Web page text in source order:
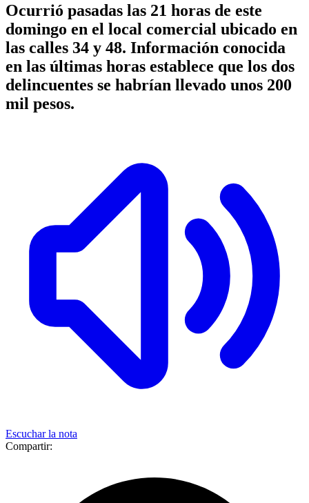
Ocurrió pasadas las 21 horas de este
domingo en el local comercial ubicado en
las calles 34 y 48. Información conocida
en las últimas horas establece que los dos
delincuentes se habrían llevado unos 200
mil pesos.
Escuchar la nota
Compartir: